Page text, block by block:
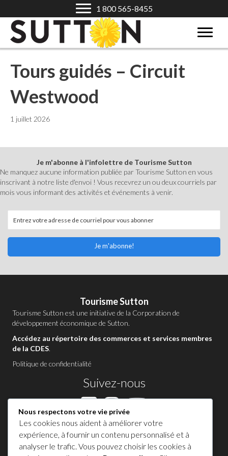
1 800 565-8455
Tours guidés – Circuit
Westwood
1 juillet 2026
Je m'abonne à l'infolettre de Tourisme Sutton
Ne manquez aucune information publiée par Tourisme Sutton en vous
inscrivant à notre liste d'envoi ! Vous recevrez un ou deux courriels par
mois vous informant des activités et événements à venir.
Je m'abonne!
Tourisme Sutton
Tourisme Sutton est une initiative de la Corporation de
développement économique de Sutton.
Accédez au répertoire des commerces et services membres
de la CDES.
Politique de confidentialité
Suivez-nous
Contactez-nous à Sutton
1 450 538-8455
Nous respectons votre vie privée
Les cookies nous aident à améliorer votre
expérience, à fournir un contenu personnalisé et à
analyser le trafic. Vous pouvez choisir les cookies à